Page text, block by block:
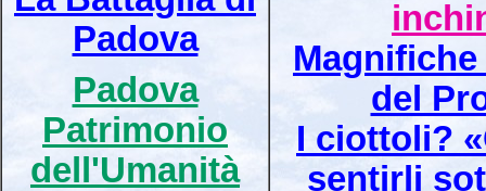
Padova
Padova
Patrimonio
dell'Umanità
del
I ciottoli?
sentirli